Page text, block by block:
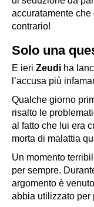
accuratamente che
contrario!
Solo una
E ieri Zeudi ha
l’accusa più
Qualche giorno
risalto le
al fatto che lui era
morta di malattia
Un momento
per sempre.
argomento è
abbia utilizzato per